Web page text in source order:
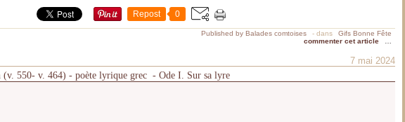
Repost 0
Published by Balades comtoises - dans
Gifs Bonne Fête
commenter cet article
7 mai 2024
(v. 550- v. 464) - poète lyrique grec - Ode I. Sur sa lyre